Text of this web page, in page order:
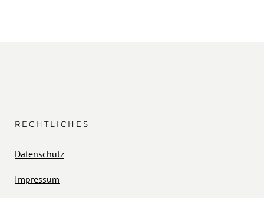
RECHTLICHES
Datenschutz
Impressum